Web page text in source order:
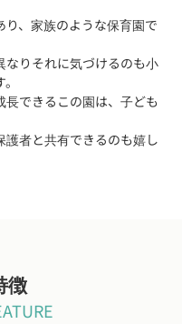
、家族のような保育園で
りそれに気づけるのも小
できるこの園は、子ども
護者と共有できるのも嬉し
徴